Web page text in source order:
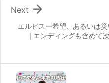
エルピスー希望、あるいは
｜エンディングも含めて

Next